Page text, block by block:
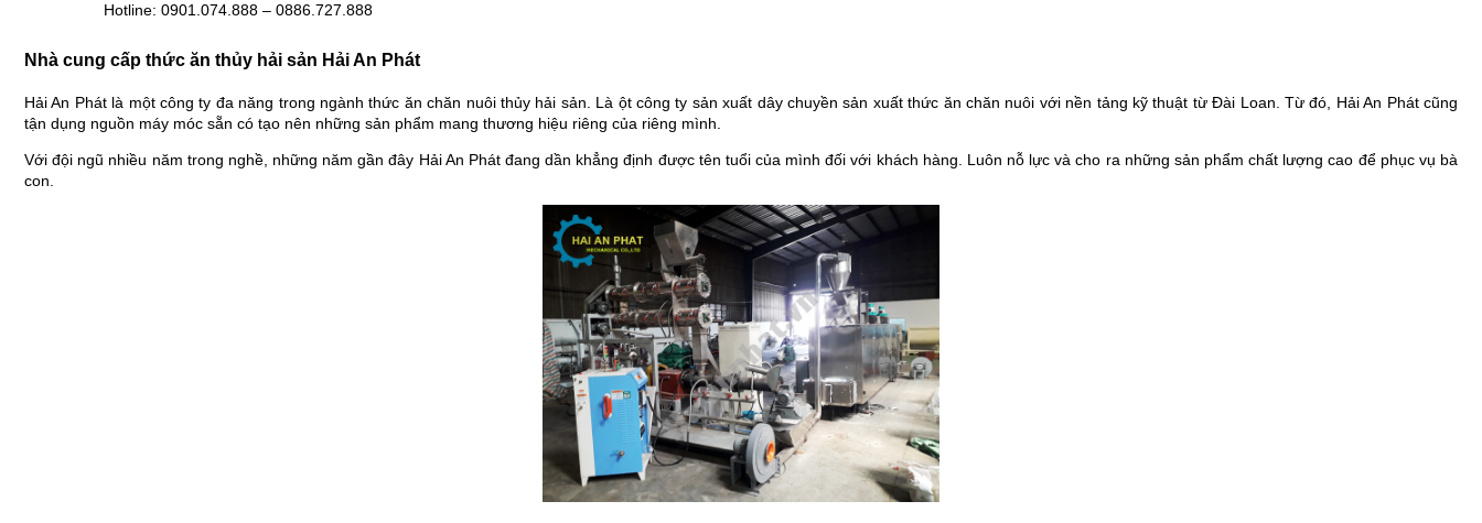
Hotline: 0901.074.888 – 0886.727.888
Nhà cung cấp thức ăn thủy hải sản Hải An Phát
Hải An Phát là một công ty đa năng trong ngành thức ăn chăn nuôi thủy hải sản. Là ột công ty sản xuất dây chuyền sản xuất thức ăn chăn nuôi với nền tảng kỹ thuật từ Đài Loan. Từ đó, Hải An Phát cũng
tận dụng nguồn máy móc sẵn có tạo nên những sản phẩm mang thương hiệu riêng của riêng mình.
Với đội ngũ nhiều năm trong nghề, những năm gần đây Hải An Phát đang dần khẳng định được tên tuổi của mình đối với khách hàng. Luôn nỗ lực và cho ra những sản phẩm chất lượng cao để phục vụ bà
con.